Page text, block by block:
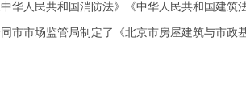
人民共和国消防法》《中华人民共和国建筑
市市场监管局制定了《北京市房屋建筑与市政